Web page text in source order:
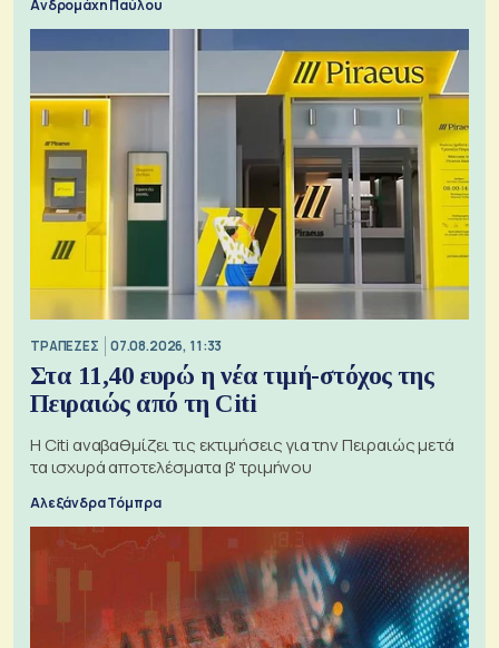
Ανδρομάχη Παύλου
ΤΡΑΠΕΖΕΣ 07.08.2026, 11:33
Στα 11,40 ευρώ η νέα τιμή-στόχος της
Πειραιώς από τη Citi
Η Citi αναβαθμίζει τις εκτιμήσεις για την Πειραιώς μετά
τα ισχυρά αποτελέσματα β' τριμήνου
Αλεξάνδρα Τόμπρα